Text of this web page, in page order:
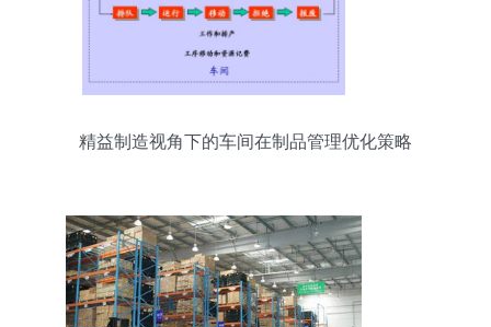
精益制造视角下的车间在制品管理优化策略